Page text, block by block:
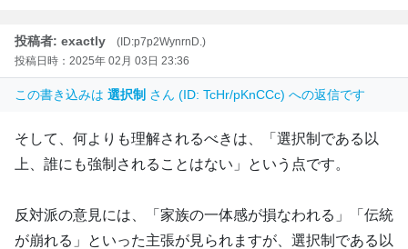
投稿者: exactly
(ID:p7p2WynrnD.)
投稿日時：2025年 02月 03日 23:36
この書き込みは 選択制 さん (ID: TcHr/pKnCCc) への返信です
そして、何よりも理解されるべきは、「選択制である以
上、誰にも強制されることはない」という点です。
反対派の意見には、「家族の一体感が損なわれる」「伝統
が崩れる」といった主張が見られますが、選択制である以